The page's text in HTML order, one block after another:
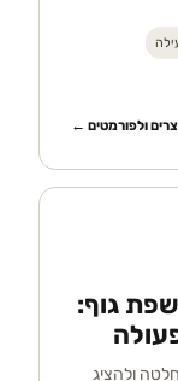
ולפורמטים ←
גוף:
ולהציג